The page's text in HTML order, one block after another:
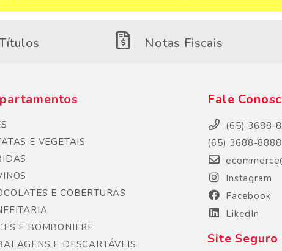
Notas Fiscais
E VEGETAIS
E COBERTURAS
E BOMBONIERE
E DESCARTÁVEIS
Fale
(65) 3688-
(65) 3688-8888
Instagram
Facebook
LikedIn
Site Seguro